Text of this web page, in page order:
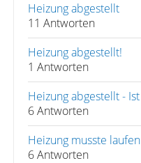
Heizung abgestellt
11 Antworten
Heizung abgestellt!
1 Antworten
Heizung abgestellt -
6 Antworten
Heizung musste
6 Antworten